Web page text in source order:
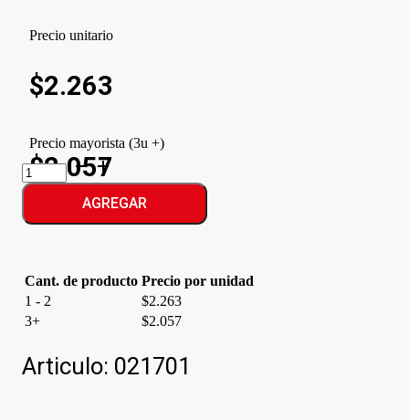
Precio unitario
$2.263
Precio mayorista (3u +)
$2.057
SUAVE
SUAVIZANTE
LIBRE
ENJUAGUE
cantidad
AGREGAR
Cant. de producto Precio por unidad
1 - 2
$2.263
3+
$2.057
Articulo: 021701